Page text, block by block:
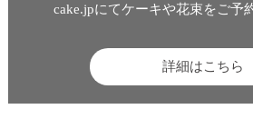
cake.jpにてケーキや花束をご予
詳細はこちら